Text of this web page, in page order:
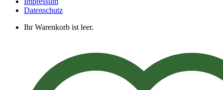
Datenschutz
Ihr Warenkorb ist leer.